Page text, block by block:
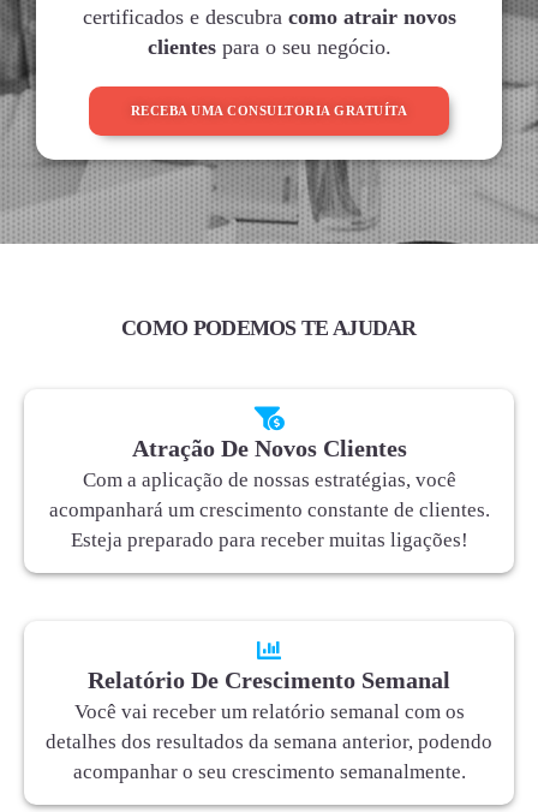
certificados e descubra como atrair novos
clientespara o seu negócio.
RECEBA UMA CONSULTORIA GRATUÍTA
COMO PODEMOS TE AJUDAR
Atração De Novos Clientes
Com a aplicação de nossas estratégias, você
acompanhará um crescimento constante de clientes.
Esteja preparado para receber muitas ligações!
Relatório De Crescimento Semanal
Você vai receber um relatório semanal com os
detalhes dos resultados da semana anterior, podendo
acompanhar o seu crescimento semanalmente.